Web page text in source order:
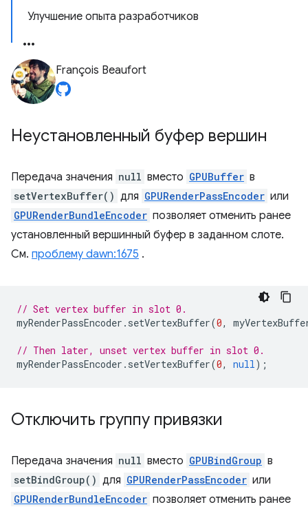
Улучшение опыта разработчиков
François Beaufort
Неустановленный буфер вершин
Передача значения null вместо GPUBuffer в
setVertexBuffer() для GPURenderPassEncoder или
GPURenderBundleEncoder позволяет отменить ранее
установленный вершинный буфер в заданном слоте.
См. проблему dawn:1675 .
// Set vertex buffer in slot 0.
myRenderPassEncoder . setVertexBuffer(0,
// Then later, unset vertex buffer in slot 0.
myRenderPassEncoder . setVertexBuffer(0, null);
Отключить группу привязки
Передача значения null вместо GPUBindGroup в
setBindGroup() для GPURenderPassEncoder или
GPURenderBundleEncoder позволяет отменить ранее